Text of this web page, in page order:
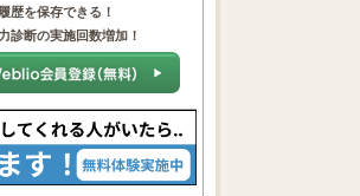
歴を保存できる！
診断の実施回数増加！